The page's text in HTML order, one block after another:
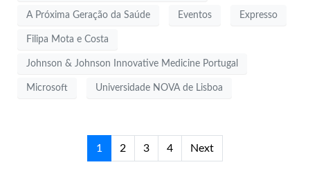
A Próxima Geração da Saúde Eventos Expresso
Filipa Mota e Costa
Johnson & Johnson Innovative Medicine Portugal
Microsoft Universidade NOVA de Lisboa
1 2 3 4 Next